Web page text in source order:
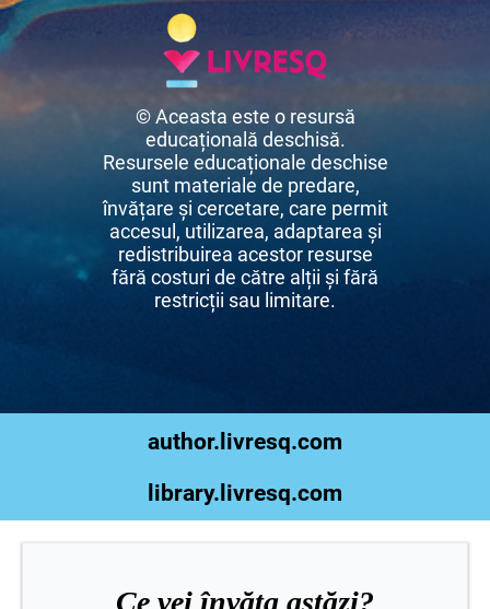
© Aceasta este o resursă
educațională deschisă.
Resursele educaționale deschise
sunt materiale de predare,
învățare și cercetare, care permit
accesul, utilizarea, adaptarea și
redistribuirea acestor resurse
fără costuri de către alții și fără
restricții sau limitare.
author.livresq.com
library.livresq.com